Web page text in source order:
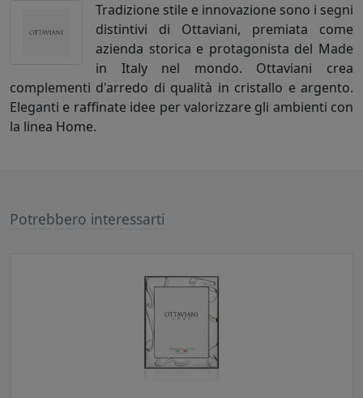
Tradizione stile e innovazione sono i segni
distintivi di Ottaviani, premiata come
azienda storica e protagonista del Made
in Italy nel mondo. Ottaviani crea
complementi d'arredo di qualità in cristallo e argento.
Eleganti e raffinate idee per valorizzare gli ambienti con
la linea Home.
Potrebbero interessarti